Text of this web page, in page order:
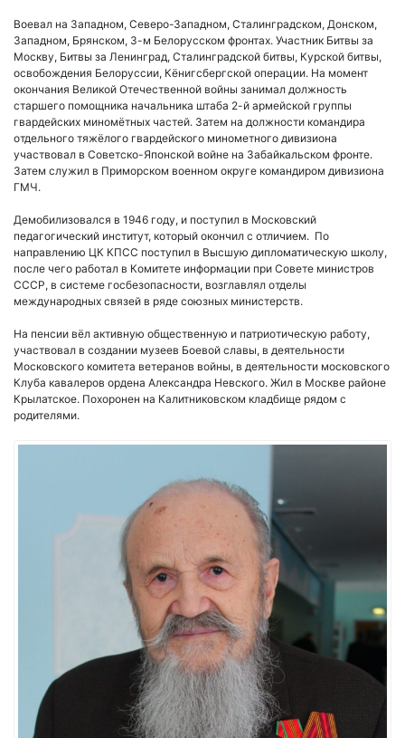
Воевал на Западном, Северо-Западном, Сталинградском, Донском,
Западном, Брянском, 3-м Белорусском фронтах. Участник Битвы за
Москву, Битвы за Ленинград, Сталинградской битвы, Курской битвы,
освобождения Белоруссии, Кёнигсбергской операции. На момент
окончания Великой Отечественной войны занимал должность
старшего помощника начальника штаба 2-й армейской группы
гвардейских миномётных частей. Затем на должности командира
отдельного тяжёлого гвардейского минометного дивизиона
участвовал в Советско-Японской войне на Забайкальском фронте.
Затем служил в Приморском военном округе командиром дивизиона
ГМЧ.
Демобилизовался в 1946 году, и поступил в Московский
педагогический институт, который окончил с отличием. По
направлению ЦК КПСС поступил в Высшую дипломатическую школу,
после чего работал в Комитете информации при Совете министров
СССР, в системе госбезопасности, возглавлял отделы
международных связей в ряде союзных министерств.
На пенсии вёл активную общественную и патриотическую работу,
участвовал в создании музеев Боевой славы, в деятельности
Московского комитета ветеранов войны, в деятельности московского
Клуба кавалеров ордена Александра Невского. Жил в Москве районе
Крылатское. Похоронен на Калитниковском кладбище рядом с
родителями.